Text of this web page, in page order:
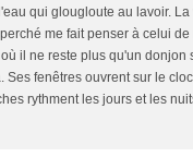
qui glougloute au lavoir.
me fait penser à celui
où il ne reste plus qu'un donjon
Ses fenêtres ouvrent sur le
rythment les jours et les